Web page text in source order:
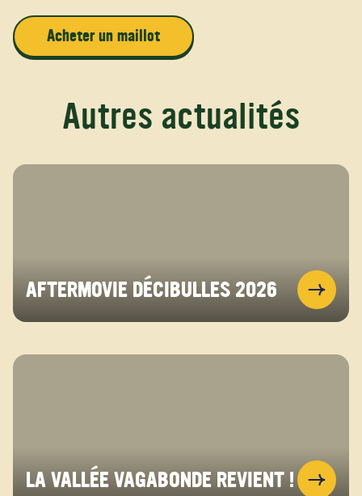
Acheter un maillot
Autres actualités
AFTERMOVIE DÉCIBULLES 2026
LA VALLÉE VAGABONDE REVIENT !